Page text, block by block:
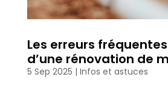
Les erreurs
d’une rénovation de
5 Sep 2025 | Infos et astuces